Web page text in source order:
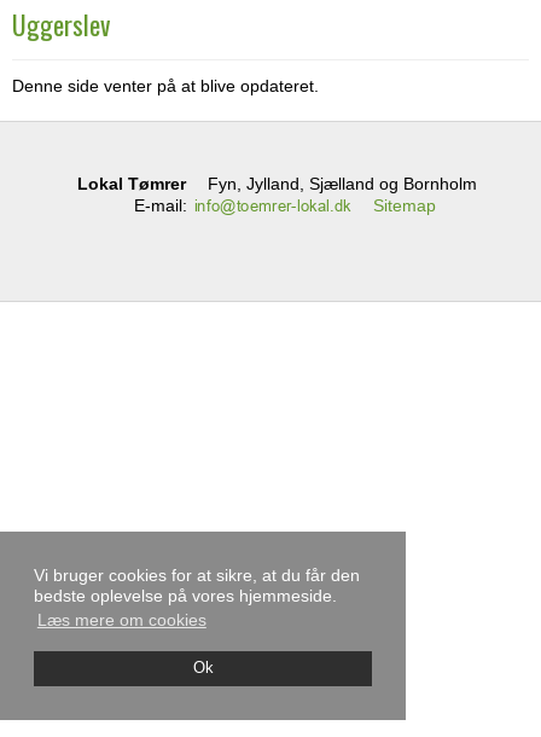
Vi bruger cookies for at sikre, at du får den
bedste oplevelse på vores hjemmeside.
Læs mere om cookies
Ok
Uggerslev
Denne side venter på at blive opdateret.
Lokal Tømrer
Fyn, Jylland, Sjælland og Bornholm
E-mail: Sitemap